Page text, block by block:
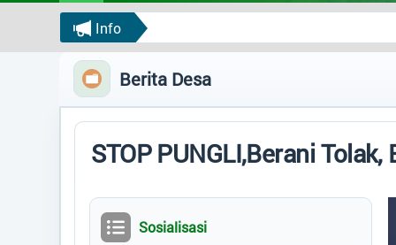
Bantuan
Peta
Data Suplemen
Info
Berita Desa
STOP PUNGLI,Berani Tolak,
Sosialisasi